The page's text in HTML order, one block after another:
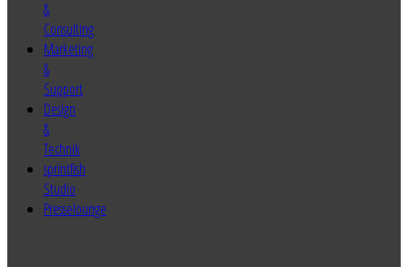
&
Consulting
Marketing
&
Support
Design
&
Technik
sprintfish
Studio
Presselounge